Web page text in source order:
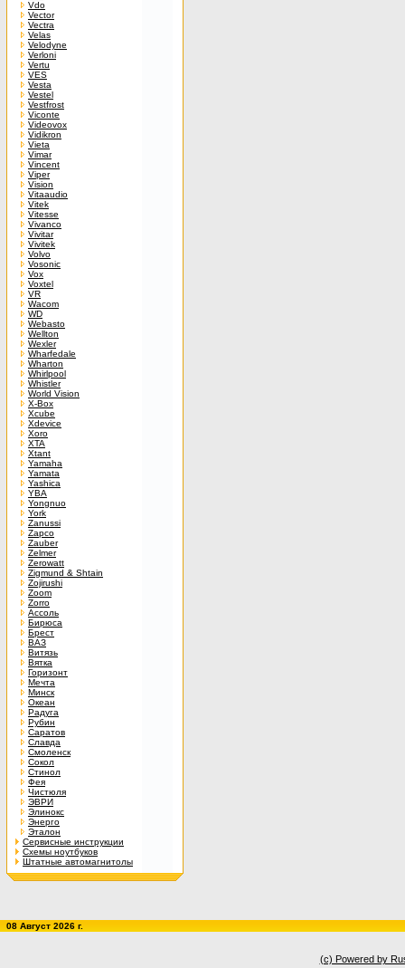
Vdo
Vector
Vectra
Velas
Velodyne
Verloni
Vertu
VES
Vesta
Vestel
Vestfrost
Viconte
Videovox
Vidikron
Vieta
Vimar
Vincent
Viper
Vision
Vitaaudio
Vitek
Vitesse
Vivanco
Vivitar
Vivitek
Volvo
Vosonic
Vox
Voxtel
VR
Wacom
WD
Webasto
Wellton
Wexler
Wharfedale
Wharton
Whirlpool
Whistler
World Vision
X-Box
Xcube
Xdevice
Xoro
XTA
Xtant
Yamaha
Yamata
Yashica
YBA
Yongnuo
York
Zanussi
Zapco
Zauber
Zelmer
Zerowatt
Zigmund & Shtain
Zojirushi
Zoom
Zorro
Ассоль
Бирюса
Брест
ВАЗ
Витязь
Вятка
Горизонт
Мечта
Минск
Океан
Радуга
Рубин
Саратов
Славда
Смоленск
Сокол
Стинол
Фея
Чистюля
ЭВРИ
Элинокс
Энерго
Эталон
Сервисные инструкции
Схемы ноутбуков
Штатные автомагнитолы
08 Август 2026 г.
(c) Powered by